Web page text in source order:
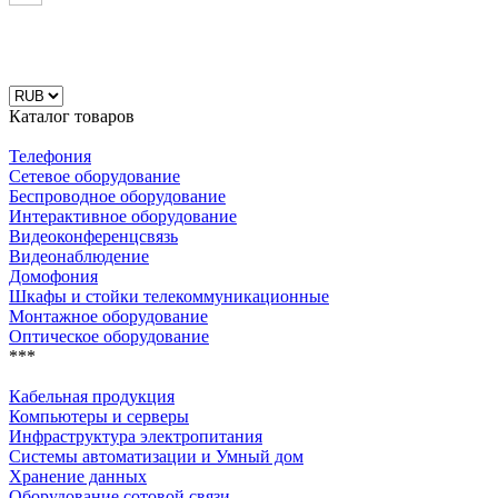
Каталог товаров
Телефония
Сетевое оборудование
Беспроводное оборудование
Интерактивное оборудование
Видеоконференцсвязь
Видеонаблюдение
Домофония
Шкафы и стойки телекоммуникационные
Монтажное оборудование
Оптическое оборудование
***
Кабельная продукция
Компьютеры и серверы
Инфраструктура электропитания
Системы автоматизации и Умный дом
Хранение данных